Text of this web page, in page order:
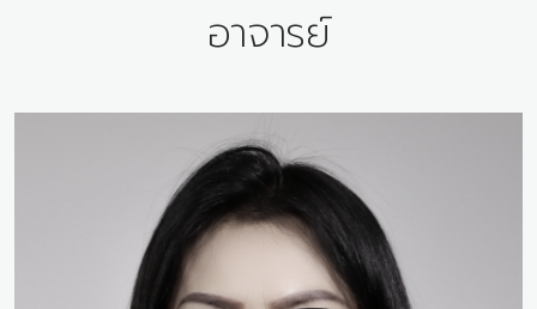
อาจารย์